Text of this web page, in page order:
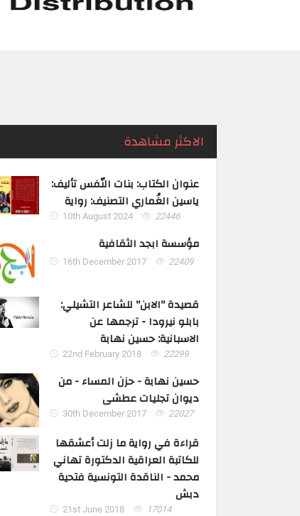
الاكثر مشاهدة
عنوان الكتاب: بنات النّفس تأليف:
ياسين الغُماري التصنيف: رواية
10th August 2024 22446
مؤسسة ابجد الثقافية
16th December 2017 22409
قصيدة "الابن" للشاعر التشيلي:
بابلو نيرودا - ترجمها عن
الاسبانية: حسين نهابة
22nd February 2018 22299
حسين نهابة - حزن المساء - من
ديوان تجليات عطشى
30th December 2017 22027
قراءة في رواية ما زلت أعشقها
للكاتبة العراقية الدكتورة تهاني
محمد - الناقدة التونسية فتحية
دبش
21st June 2018 17014